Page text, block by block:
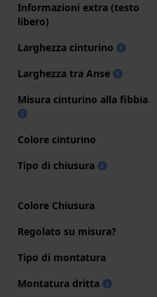
Informazioni extra (testo
libero)
Larghezza cinturino
Larghezza tra Anse
Misura cinturino alla fibbia
Colore cinturino
Tipo di chiusura
Colore Chiusura
Regolato su misura?
Tipo di montatura
Montatura dritta